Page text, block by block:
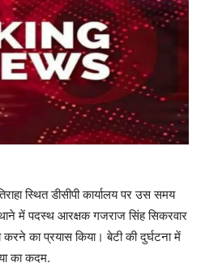
स्थित डीसीपी कार्यालय पर उस समय
में पदस्थ आरक्षक गजराज सिंह सिकरवार
का प्रयास किया। बेटी की दुर्घटना में
का कदम.